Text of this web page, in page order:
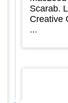
Scarab.
Creative
...